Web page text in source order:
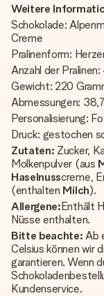
Weitere
Schokolade:
Creme
Pralinenform:
Anzahl der
Gewicht: 220
Abmessungen:
Personalisierung:
Druck: gestochen
Zutaten: Zucker,
Molkenpulver (aus
Haselnusscreme,
(enthalten Milch).
Allergene:Enthält
Nüsse enthalten.
Bitte beachte:Ab
Celsius können wir
garantieren. Wenn
Kundenservice.